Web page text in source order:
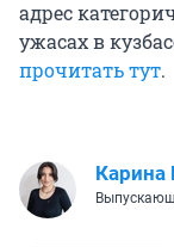
адрес
ужасах в
прочитать тут.
Карина